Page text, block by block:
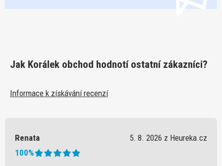
Jak Korálek obchod hodnotí ostatní zákazníci?
Informace k získávání recenzí
Renata
5. 8. 2026 z Heureka.cz
100%